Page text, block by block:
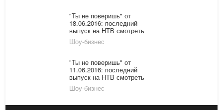
"Ты не поверишь" от
18.06.2016: последний
выпуск на НТВ смотреть
онлайн
Шоу-бизнес
"Ты не поверишь" от
11.06.2016: последний
выпуск на НТВ смотреть
онлайн
Шоу-бизнес